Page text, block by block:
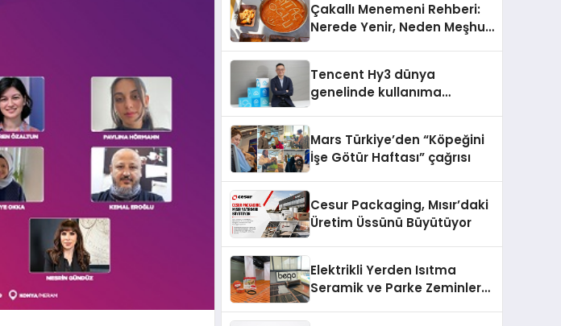
Destek Deneyimi
Çakallı Menemeni Rehberi:
Nerede Yenir, Neden Meşhur,
Tencent Hy3 dünya
genelinde kullanıma
Mars Türkiye’den “Köpeğini
İşe Götür Haftası” çağrısı
Cesur Packaging, Mısır’daki
Üretim Üssünü Büyütüyor
Elektrikli Yerden Isıtma
Seramik ve Parke Zeminler